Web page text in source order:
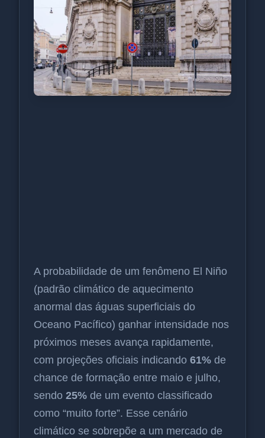
A probabilidade de um fenômeno El Niño
(padrão climático de aquecimento
anormal das águas superficiais do
Oceano Pacífico) ganhar intensidade nos
próximos meses avança rapidamente,
com projeções oficiais indicando 61% de
chance de formação entre maio e julho,
sendo 25% de um evento classificado
como “muito forte”. Esse cenário
climático se sobrepõe a um mercado de